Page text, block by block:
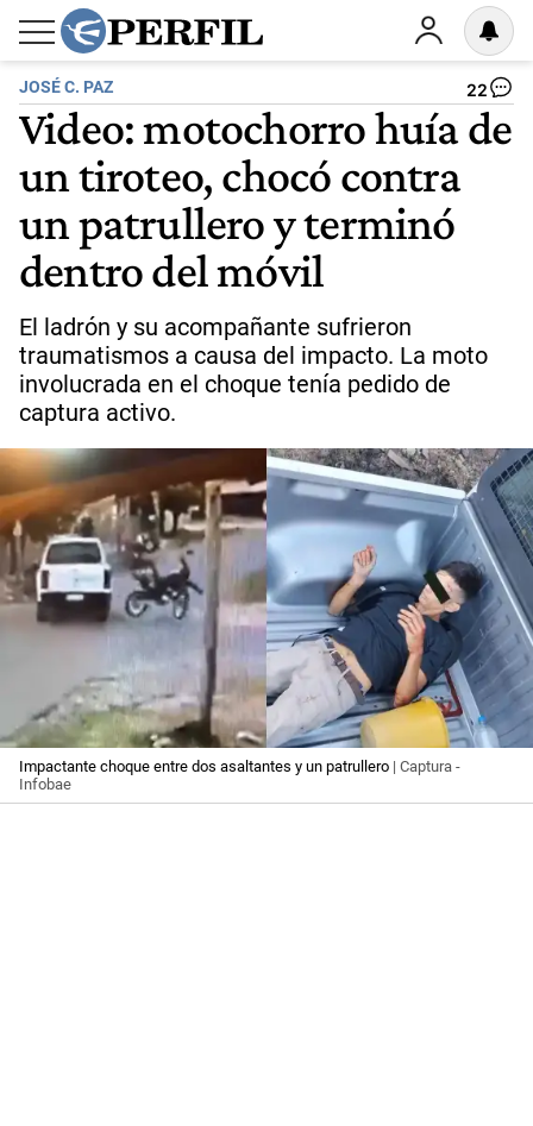
JOSÉ C. PAZ 22
Video: motochorro huía de
un tiroteo, chocó contra
un patrullero y terminó
dentro del móvil
El ladrón y su acompañante sufrieron
traumatismos a causa del impacto. La moto
involucrada en el choque tenía pedido de
captura activo.
Impactante choque entre dos asaltantes y un patrullero | Captura -
Infobae